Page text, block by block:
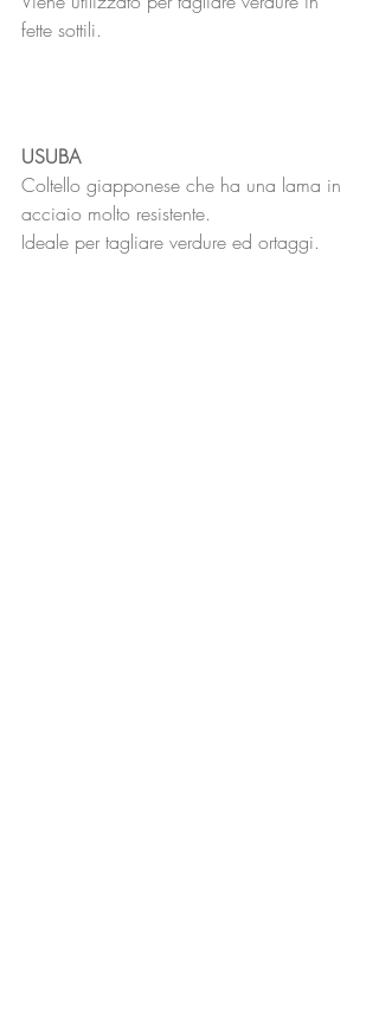
fette sottili.
USUBA
Coltello giapponese che ha una lama in
acciaio molto resistente.
Ideale per tagliare verdure ed ortaggi.